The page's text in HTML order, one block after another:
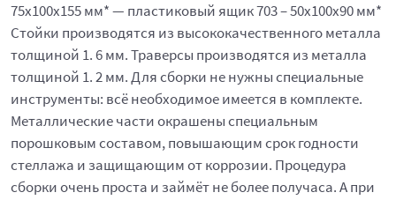
75x100x155 мм* — пластиковый ящик 703 – 50x100x90 мм*
Стойки производятся из высококачественного металла
толщиной 1. 6 мм. Траверсы производятся из металла
толщиной 1. 2 мм. Для сборки не нужны специальные
инструменты: всё необходимое имеется в комплекте.
Металлические части окрашены специальным
порошковым составом, повышающим срок годности
стеллажа и защищающим от коррозии. Процедура
сборки очень проста и займёт не более получаса. А при